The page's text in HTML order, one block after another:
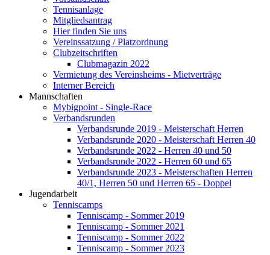
Tennisanlage
Mitgliedsantrag
Hier finden Sie uns
Vereinssatzung / Platzordnung
Clubzeitschriften
Clubmagazin 2022
Vermietung des Vereinsheims - Mietverträge
Interner Bereich
Mannschaften
Mybigpoint - Single-Race
Verbandsrunden
Verbandsrunde 2019 - Meisterschaft Herren
Verbandsrunde 2020 - Meisterschaft Herren 40
Verbandsrunde 2022 - Herren 40 und 50
Verbandsrunde 2022 - Herren 60 und 65
Verbandsrunde 2023 - Meisterschaften Herren
40/1, Herren 50 und Herren 65 - Doppel
Jugendarbeit
Tenniscamps
Tenniscamp - Sommer 2019
Tenniscamp - Sommer 2021
Tenniscamp - Sommer 2022
Tenniscamp - Sommer 2023